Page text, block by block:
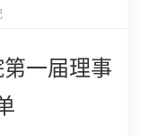
一届理事